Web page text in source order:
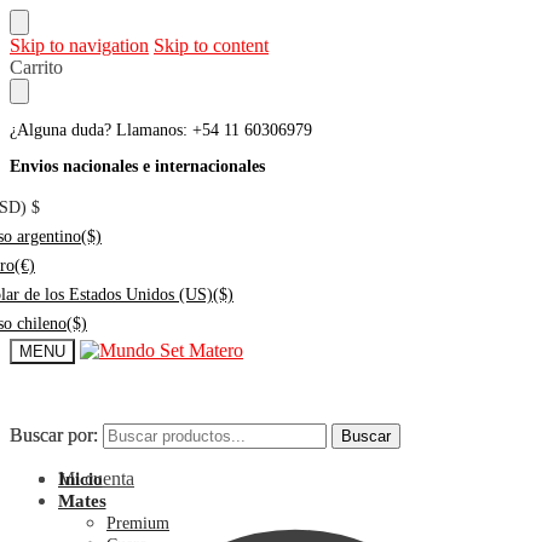
Skip to navigation Skip to content
Carrito
¿Alguna duda? Llamanos: +54 11 60306979
Envios nacionales e internacionales
$
argentino($)
(€)
de los Estados Unidos (US)($)
chileno($)
MENU
Buscar por: Buscar
Mi cuenta
Buscar por: Buscar
Inicio
Mates
Premium